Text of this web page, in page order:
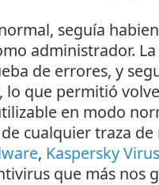
seguía
administrador.
de errores, y
, lo que permitió
en modo
cualquier traza
, Kaspersky
que más nos